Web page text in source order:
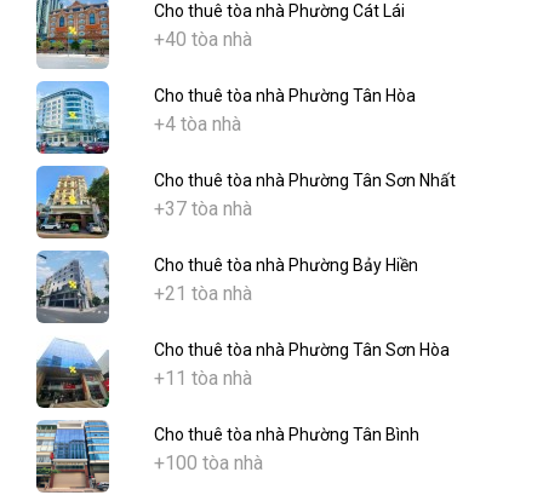
Cho thuê tòa nhà Phường Cát Lái
+40 tòa nhà
Cho thuê tòa nhà Phường Tân Hòa
+4 tòa nhà
Cho thuê tòa nhà Phường Tân Sơn Nhất
+37 tòa nhà
Cho thuê tòa nhà Phường Bảy Hiền
+21 tòa nhà
Cho thuê tòa nhà Phường Tân Sơn Hòa
+11 tòa nhà
Cho thuê tòa nhà Phường Tân Bình
+100 tòa nhà